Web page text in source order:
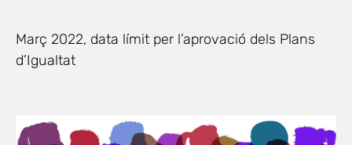
Març 2022, data límit per l’aprovació dels Plans
d’Igualtat